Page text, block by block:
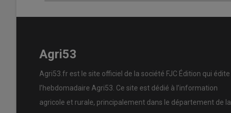
Agri53
Agri53.fr est le site officiel de la société FJC Édition qui édite
l’hebdomadaire Agri53. Ce site est dédié à l’information
agricole et rurale, principalement dans le département de la